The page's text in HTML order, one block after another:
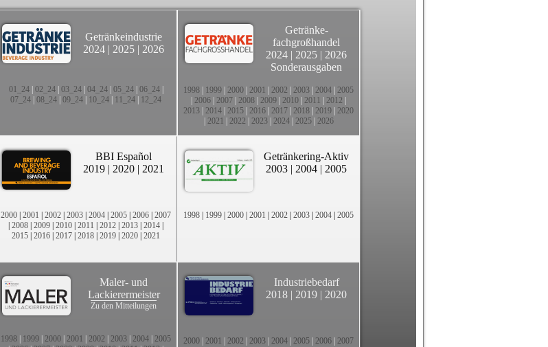
Getränkeindustrie
2024 | 2025 | 2026
01_24| 02_24| 03_24| 04_24| 05_24| 06_24|
07_24 08_24 09_24 10_24 11_24 12_24
Getränke-
fachgroßhandel
2024 | 2025 | 2026
Sonderausgaben
1998 1999 2000 2001 2002 2003 2004 2005
2006 2007 2008 2009 2010 2011 2012
2013 2014 2015 2016 2017 2018 2019 2020
2021 2022 2023| 2024| 2025| 2026
BBI Español
2019 | 2020 | 2021
2000 | 2001 | 2002 | 2003 | 2004 | 2005 | 2006 | 2007
| 2008 | 2009 | 2010 | 2011 | 2012 | 2013 | 2014 |
2015 | 2016 | 2017 | 2018 | 2019 | 2020 | 2021
Getränkering-Aktiv
2003 | 2004 | 2005
1998 | 1999 | 2000 | 2001 | 2002 | 2003 | 2004 | 2005
Maler- und
Lackierermeister
Zu den Mitteilungen
1998 1999 2000 2001 2002 2003 2004 2005
Industriebedarf
2018 | 2019 | 2020
2000 2001 2002 2003 2004 2005 2006 2007